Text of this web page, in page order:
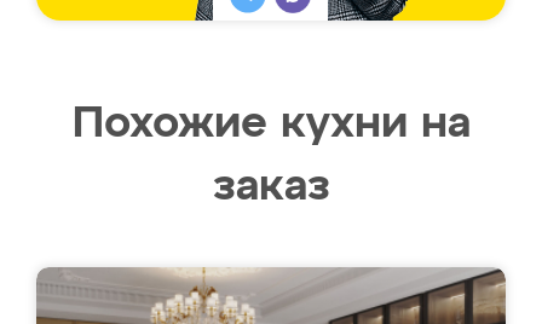
Похожие кухни на
заказ